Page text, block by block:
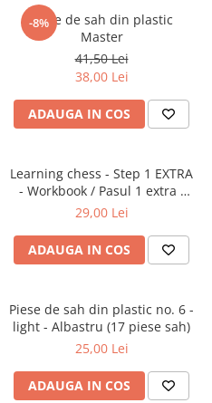
Step 4
Step 5
Tabla De Demonstratie
Tactica
-8%
Piese de sah din plastic
Master
41,50 Lei
38,00 Lei
ADAUGA IN COS
Learning chess - Step 1 EXTRA
- Workbook / Pasul 1 extra -
Caiet de exercitii
29,00 Lei
ADAUGA IN COS
Piese de sah din plastic no. 6 -
light - Albastru (17 piese sah)
25,00 Lei
ADAUGA IN COS